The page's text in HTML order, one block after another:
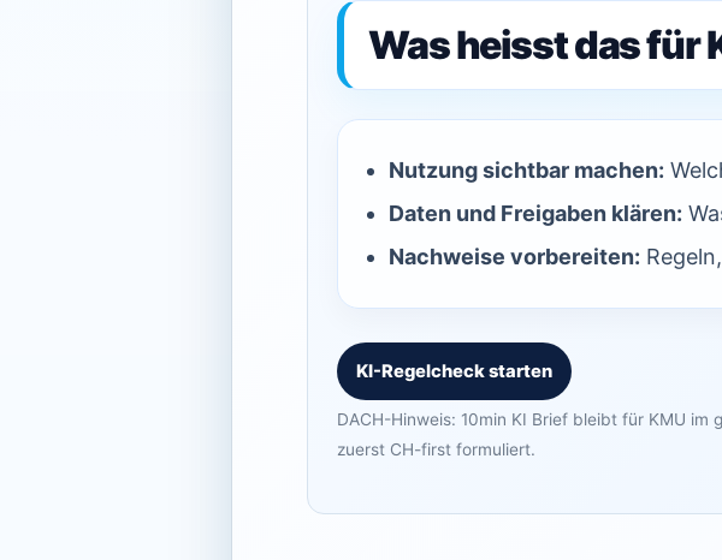
Was heisst das für
Nutzung sichtbar machen:
Daten und Freigaben klären:
Nachweise vorbereiten:
KI-Regelcheck starten
DACH-Hinweis: 10min KI Brief bleibt für KMU im
zuerst CH-first formuliert.